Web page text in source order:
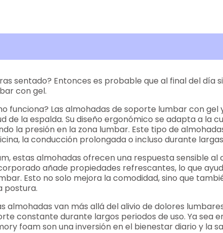
sentado? Entonces es probable que al final del día
con gel.
funciona? Las almohadas de soporte lumbar con
de la espalda. Su diseño ergonómico se adapta a
la presión en la zona lumbar. Este tipo de
la conducción prolongada o incluso durante
estas almohadas ofrecen una respuesta sensible
añade propiedades refrescantes, lo que
Esto no solo mejora la comodidad, sino que
postura.
almohadas van más allá del alivio de dolores
constante durante largos periodos de uso. Ya sea
foam son una inversión en el bienestar diario y la